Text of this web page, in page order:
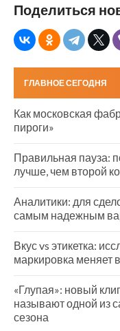
Поделиться
ГЛАВНОЕ СЕГОДНЯ
Как московская
пироги»
Правильная пауза:
лучше, чем второй
Аналитики: для
самым надежным
Вкус vs этикетка:
маркировка меняет
«Глупая»: новый
называют одной из
сезона